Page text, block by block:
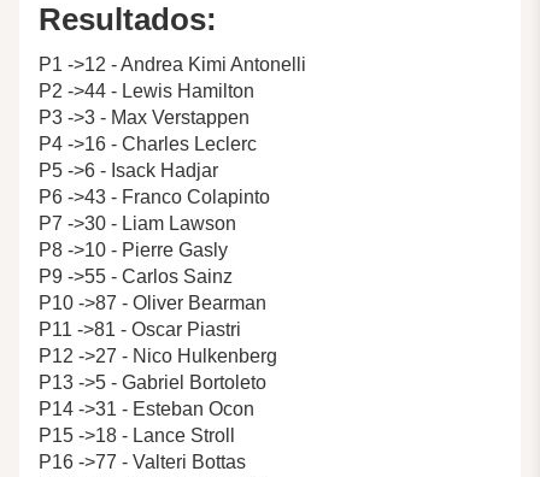
Resultados:
P1 ->12 - Andrea Kimi Antonelli
P2 ->44 - Lewis Hamilton
P3 ->3 - Max Verstappen
P4 ->16 - Charles Leclerc
P5 ->6 - Isack Hadjar
P6 ->43 - Franco Colapinto
P7 ->30 - Liam Lawson
P8 ->10 - Pierre Gasly
P9 ->55 - Carlos Sainz
P10 ->87 - Oliver Bearman
P11 ->81 - Oscar Piastri
P12 ->27 - Nico Hulkenberg
P13 ->5 - Gabriel Bortoleto
P14 ->31 - Esteban Ocon
P15 ->18 - Lance Stroll
P16 ->77 - Valteri Bottas